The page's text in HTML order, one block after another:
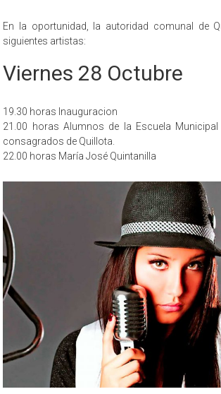
En la oportunidad, la autoridad comunal de
siguientes artistas:
Viernes 28 Octubre
19.30 horas Inauguracion
21.00 horas Alumnos de la Escuela
consagrados de Quillota.
22.00 horas María José Quintanilla